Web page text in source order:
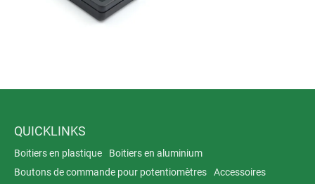
QUICKLINKS
Boitiers en plastique
Boitiers en aluminium
Boutons de commande pour potentiomètres
Accessoires